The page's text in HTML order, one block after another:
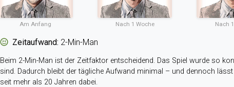
Am Anfang Nach 1 Woche Nach
Zeitaufwand: 2-Min-Man
Beim 2-Min-Man ist der Zeitfaktor entscheidend. Das Spiel wurde so
sind. Dadurch bleibt der tägliche Aufwand minimal – und dennoch
seit mehr als 20 Jahren dabei.